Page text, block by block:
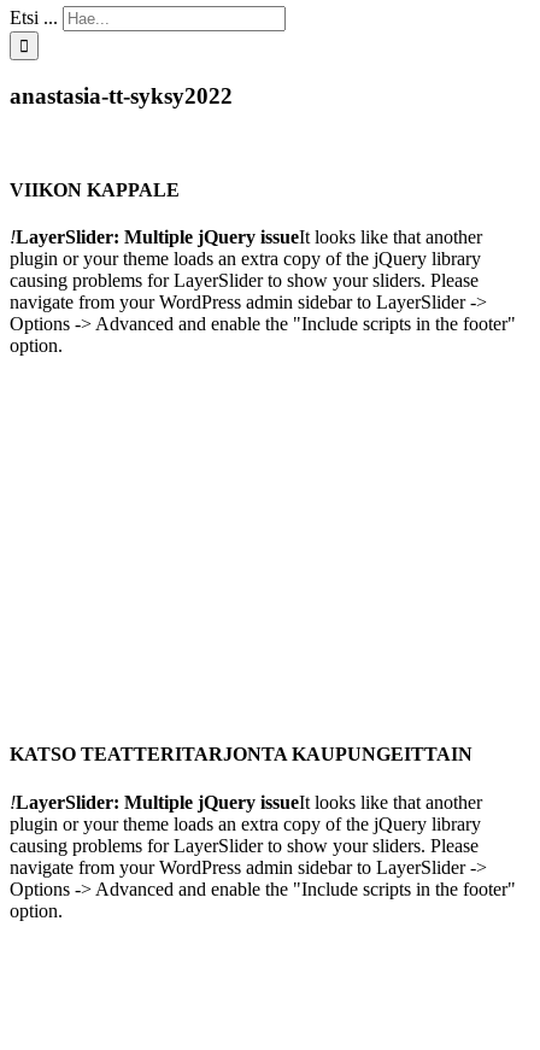
Etsi ...
anastasia-tt-syksy2022
VIIKON KAPPALE
!LayerSlider: Multiple jQuery issueIt looks like that another
plugin or your theme loads an extra copy of the jQuery library
causing problems for LayerSlider to show your sliders. Please
navigate from your WordPress admin sidebar to LayerSlider ->
Options -> Advanced and enable the "Include scripts in the footer"
option.
KATSO TEATTERITARJONTA KAUPUNGEITTAIN
!LayerSlider: Multiple jQuery issueIt looks like that another
plugin or your theme loads an extra copy of the jQuery library
causing problems for LayerSlider to show your sliders. Please
navigate from your WordPress admin sidebar to LayerSlider ->
Options -> Advanced and enable the "Include scripts in the footer"
option.